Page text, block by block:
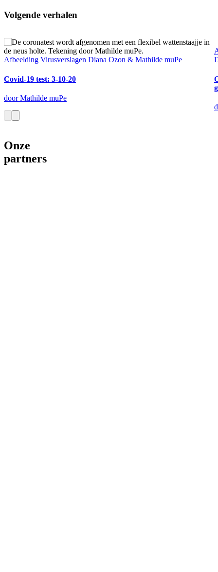
Volgende verhalen
Afbeelding Virusverslagen Diana Ozon & Mathilde muPe
Covid-19 test: 3-10-20
door Mathilde muPe
Onze
partners